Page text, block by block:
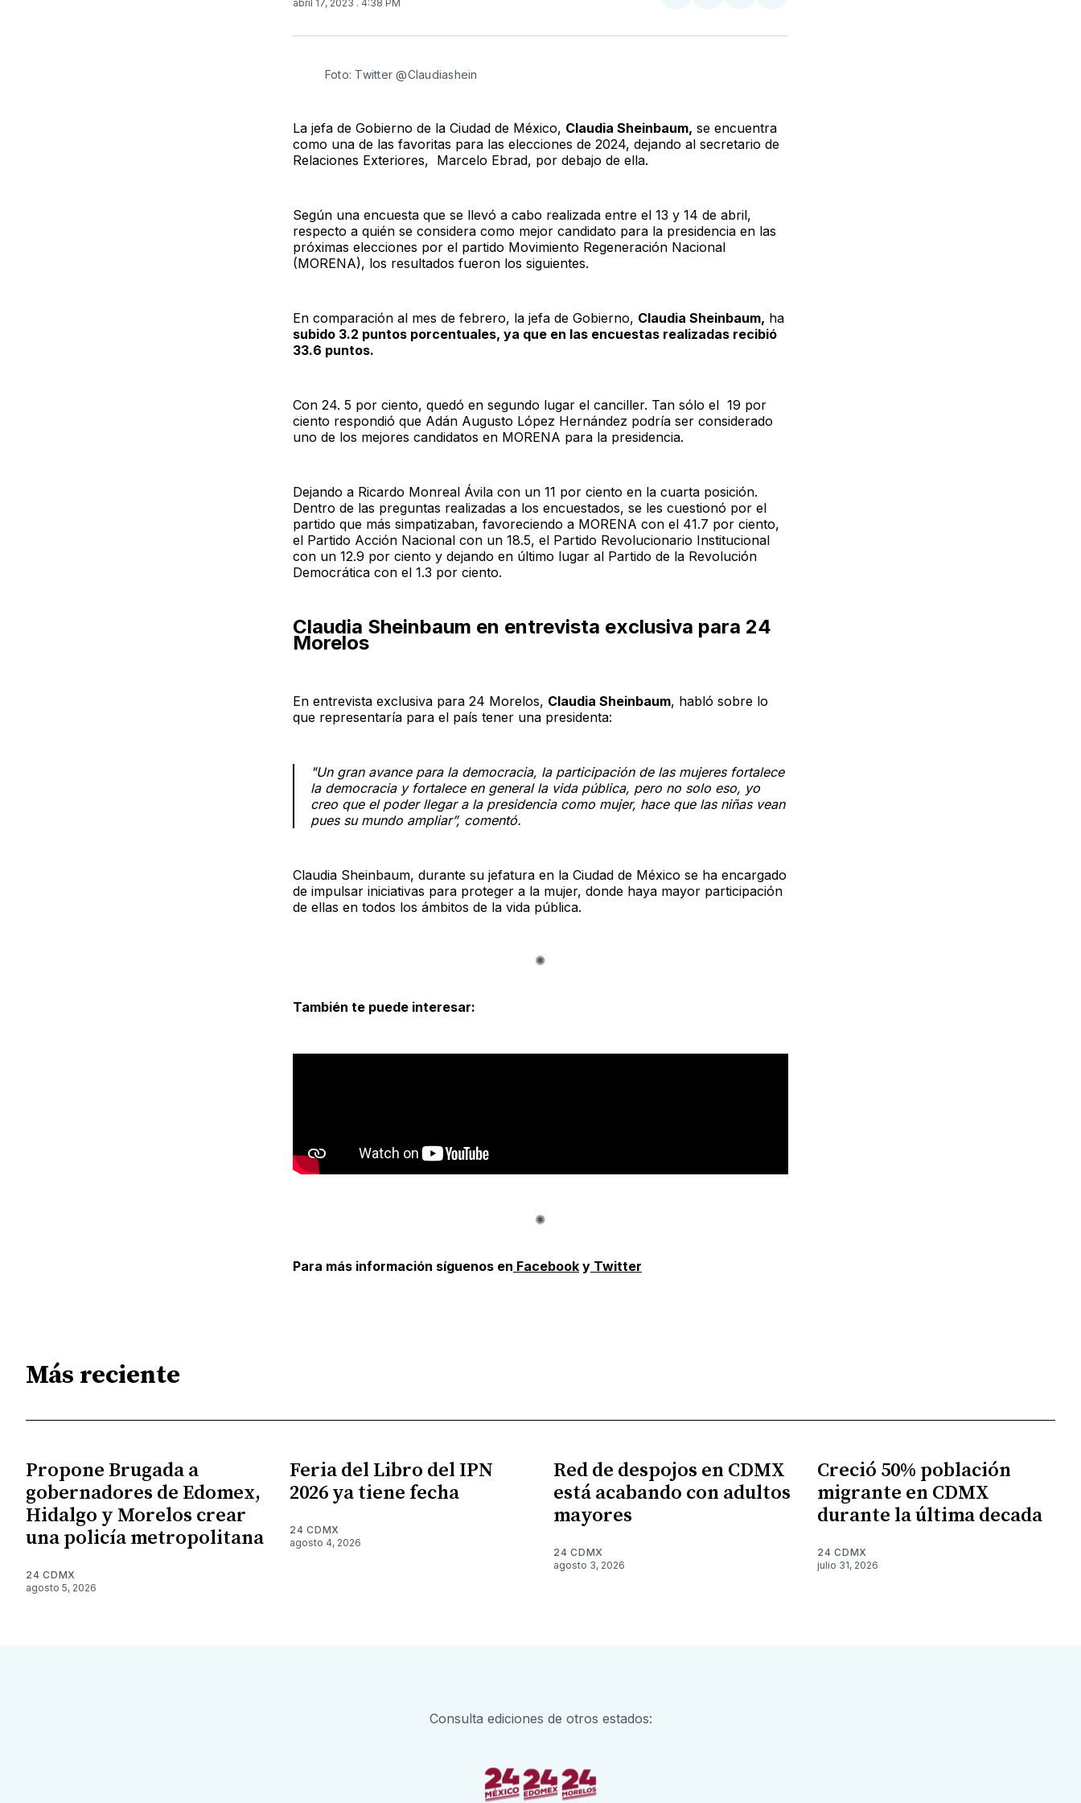
abril 17, 2023 . 4:38 PM
TwitterFacebook
LinkedIn
Email
Foto: Twitter @Claudiashein
La jefa de Gobierno de la Ciudad de México, Claudia Sheinbaum, se encuentra
como una de las favoritas para las elecciones de 2024, dejando al secretario de
Relaciones Exteriores, Marcelo Ebrad, por debajo de ella.
Según una encuesta que se llevó a cabo realizada entre el 13 y 14 de abril,
respecto a quién se considera como mejor candidato para la presidencia en las
próximas elecciones por el partido Movimiento Regeneración Nacional
(MORENA), los resultados fueron los siguientes.
En comparación al mes de febrero, la jefa de Gobierno, Claudia Sheinbaum, ha
subido 3.2 puntos porcentuales, ya que en las encuestas realizadas recibió
33.6 puntos.
Con 24. 5 por ciento, quedó en segundo lugar el canciller. Tan sólo el 19 por
ciento respondió que Adán Augusto López Hernández podría ser considerado
uno de los mejores candidatos en MORENA para la presidencia.
Dejando a Ricardo Monreal Ávila con un 11 por ciento en la cuarta posición.
Dentro de las preguntas realizadas a los encuestados, se les cuestionó por el
partido que más simpatizaban, favoreciendo a MORENA con el 41.7 por ciento,
el Partido Acción Nacional con un 18.5, el Partido Revolucionario Institucional
con un 12.9 por ciento y dejando en último lugar al Partido de la Revolución
Democrática con el 1.3 por ciento.
Claudia Sheinbaum en entrevista exclusiva para 24
Morelos
En entrevista exclusiva para 24 Morelos, Claudia Sheinbaum, habló sobre lo
que representaría para el país tener una presidenta:
"Un gran avance para la democracia, la participación de las mujeres fortalece
la democracia y fortalece en general la vida pública, pero no solo eso, yo
creo que el poder llegar a la presidencia como mujer, hace que las niñas vean
pues su mundo ampliar”, comentó.
Claudia Sheinbaum, durante su jefatura en la Ciudad de México se ha encargado
de impulsar iniciativas para proteger a la mujer, donde haya mayor participación
de ellas en todos los ámbitos de la vida pública.
También te puede interesar:
Para más información síguenos en FacebookyTwitter
Más reciente
Propone Brugada a
gobernadores de Edomex,
Hidalgo y Morelos crear
una policía metropolitana
24 CDMX
agosto 5, 2026
Feria del Libro del IPN
2026 ya tiene fecha
24 CDMX
agosto 4, 2026
Red de despojos en CDMX
está acabando con adultos
mayores
24 CDMX
agosto 3, 2026
Creció 50% población
migrante en CDMX
durante la última decada
24 CDMX
julio 31, 2026
Consulta ediciones de otros estados: